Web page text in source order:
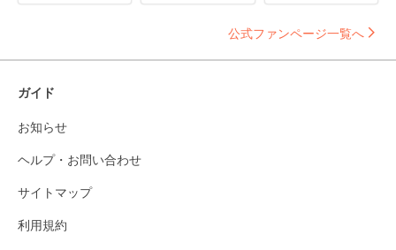
公式ファンページ一覧へ
ガイド
お知らせ
ヘルプ・お問い合わせ
サイトマップ
利用規約